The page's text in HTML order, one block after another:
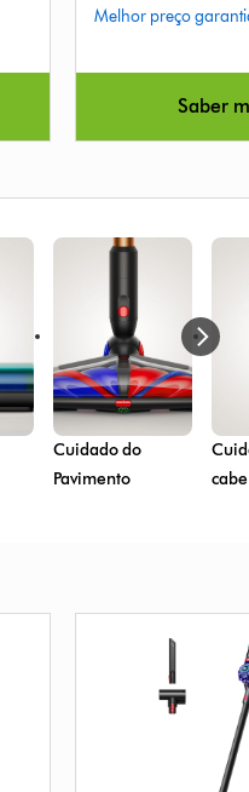
5
Melhor preço
Saber
Cuidado do
Pavimento